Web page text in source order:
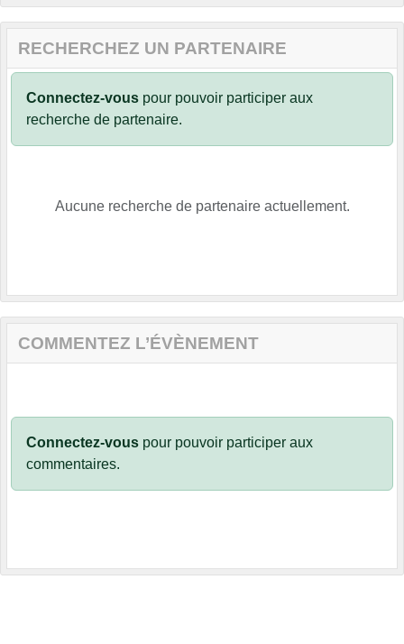
RECHERCHEZ UN PARTENAIRE
Connectez-vous pour pouvoir participer aux
recherche de partenaire.
Aucune recherche de partenaire actuellement.
COMMENTEZ L’ÉVÈNEMENT
Connectez-vous pour pouvoir participer aux
commentaires.